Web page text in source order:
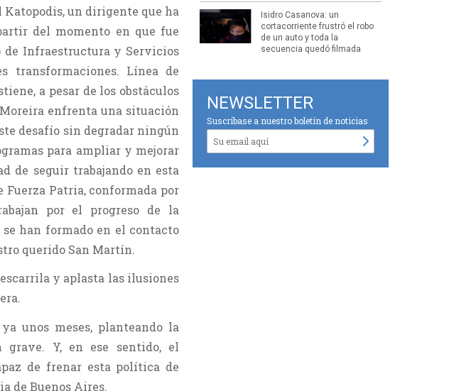
un dirigente que ha
del momento en que fue
Infraestructura y Servicios
transformaciones. Línea de
a pesar de los obstáculos
enfrenta una situación
desafío sin degradar ningún
para ampliar y mejorar
de seguir trabajando en esta
Fuerza Patria, conformada por
por el progreso de la
han formado en el contacto
querido San Martín.
y aplasta las ilusiones
unos meses, planteando la
grave. Y, en ese sentido, el
de frenar esta política de
de Buenos Aires.
Isidro Casanova: un
cortacorriente frustró el robo
de un auto y toda la
secuencia quedó filmada
NEWSLETTER
Suscríbase a nuestro boletín de noticias